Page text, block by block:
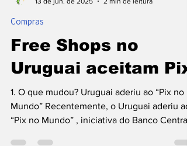
13 de jun. de 2025
Compras
Free Shops no
Uruguai aceitam Pix
1. O que mudou? Uruguai aderiu ao “Pix no
Mundo” Recentemente, o Uruguai aderiu ao
“Pix no Mundo” , iniciativa do Banco Central